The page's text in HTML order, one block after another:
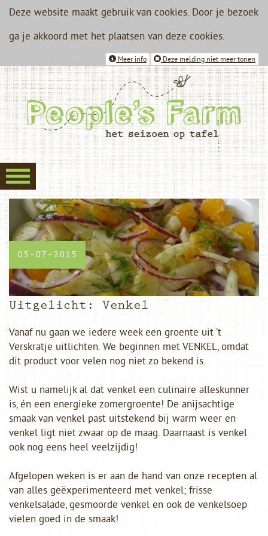
Deze website maakt gebruik van cookies. Door je bezoek
ga je akkoord met het plaatsen van deze cookies.
Deze melding niet meer tonen
Meer info
05-07-2015
Uitgelicht: Venkel
Vanaf nu gaan we iedere week een groente uit ’t
Verskratje uitlichten. We beginnen met VENKEL, omdat
dit product voor velen nog niet zo bekend is.
Wist u namelijk al dat venkel een culinaire alleskunner
is, én een energieke zomergroente! De anijsachtige
smaak van venkel past uitstekend bij warm weer en
venkel ligt niet zwaar op de maag. Daarnaast is venkel
ook nog eens heel veelzijdig!
Afgelopen weken is er aan de hand van onze recepten al
van alles geëxperimenteerd met venkel; frisse
venkelsalade, gesmoorde venkel en ook de venkelsoep
vielen goed in de smaak!